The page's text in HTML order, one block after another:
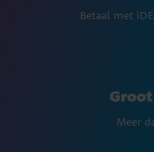
Betaal met
Meer